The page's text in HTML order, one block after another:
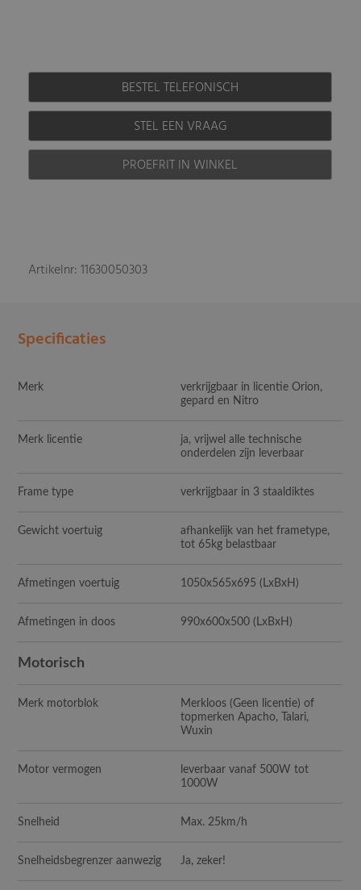
BESTEL TELEFONISCH
STEL EEN VRAAG
PROEFRIT IN WINKEL
Artikelnr: 11630050303
Specificaties
Merk
verkrijgbaar in licentie Orion,
gepard en Nitro
Merk licentie
ja, vrijwel alle technische
onderdelen zijn leverbaar
Frame type verkrijgbaar in 3 staaldiktes
Gewicht voertuig
afhankelijk van het frametype,
tot 65kg belastbaar
Afmetingen voertuig 1050x565x695 (LxBxH)
Afmetingen in doos 990x600x500 (LxBxH)
Motorisch
Merk motorblok
Merkloos (Geen licentie) of
topmerken Apacho, Talari,
Wuxin
Motor vermogen
leverbaar vanaf 500W tot
1000W
Snelheid Max. 25km/h
Snelheidsbegrenzer aanwezig Ja, zeker!